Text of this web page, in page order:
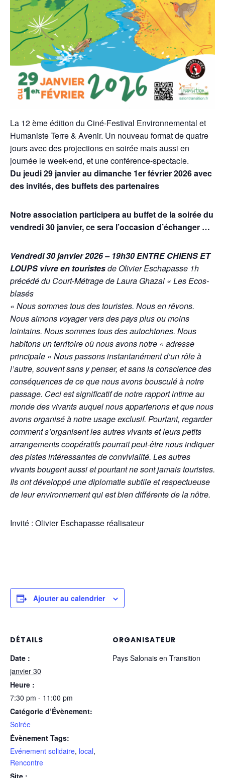
La 12 ème édition du Ciné-Festival Environnemental et
Humaniste Terre & Avenir. Un nouveau format de quatre
jours avec des projections en soirée mais aussi en
journée le week-end, et une conférence-spectacle.
Du jeudi 29 janvier au dimanche 1er février 2026 avec
des invités, des buffets des partenaires
Notre association participera au buffet de la soirée du
vendredi 30 janvier, ce sera l’occasion d’échanger …
Vendredi 30 janvier 2026 – 19h30 ENTRE CHIENS ET
LOUPS vivre en touristesde Olivier Eschapasse 1h
précédé du Court-Métrage de Laura Ghazal « Les Ecos-
blasés
« Nous sommes tous des touristes. Nous en rêvons.
Nous aimons voyager vers des pays plus ou moins
lointains. Nous sommes tous des autochtones. Nous
habitons un territoire où nous avons notre « adresse
principale « Nous passons instantanément d’un rôle à
l’autre, souvent sans y penser, et sans la conscience des
conséquences de ce que nous avons bousculé à notre
passage. Ceci est significatif de notre rapport intime au
monde des vivants auquel nous appartenons et que nous
avons organisé à notre usage exclusif. Pourtant, regarder
comment s’organisent les autres vivants et leurs petits
arrangements coopératifs pourrait peut-être nous indiquer
des pistes intéressantes de convivialité. Les autres
vivants bougent aussi et pourtant ne sont jamais touristes.
Ils ont développé une diplomatie subtile et respectueuse
de leur environnement qui est bien différente de la nôtre.
Invité : Olivier Eschapasse réalisateur
Ajouter au calendrier
DÉTAILS
Date :
janvier 30
Heure :
7:30 pm - 11:00 pm
Catégorie d’Évènement:
Soirée
Évènement Tags:
Evénement solidaire, local,
Rencontre
ORGANISATEUR
Pays Salonais en Transition